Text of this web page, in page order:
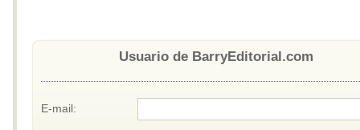
Usuario de BarryEditorial.com
E-mail: